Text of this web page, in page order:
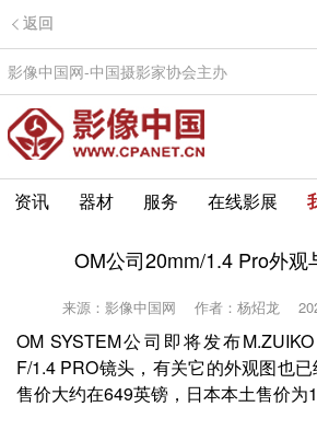
返回
影像中国网-中国摄影家协会主办
资讯 器材 服务 在线影展
OM公司20mm/1.4 Pro外观
来源：影像中国网 作者：杨炤龙
OM SYSTEM公司即将发布
F/1.4 PRO镜头，有关它的外观图也
售价大约在649英镑，日本本土售价为